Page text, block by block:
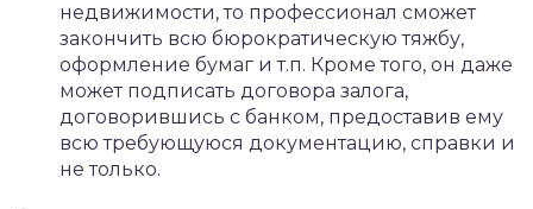
недвижимости, то профессионал сможет
закончить всю бюрократическую тяжбу,
оформление бумаг и т.п. Кроме того, он даже
может подписать договора залога,
договорившись с банком, предоставив ему
всю требующуюся документацию, справки и
не только.